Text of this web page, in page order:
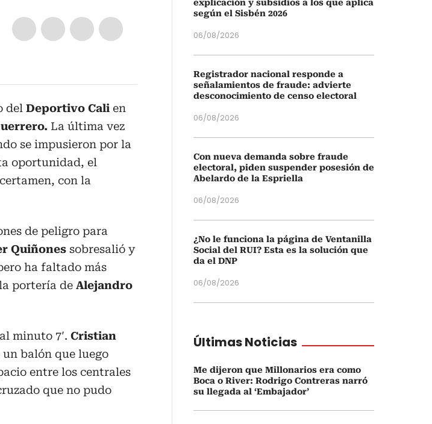
del Deportivo Cali en
La última vez
se impusieron por la
oportunidad, el
con la
de peligro para
Quiñones sobresalió y
ha faltado más
portería de Alejandro
minuto 7′. Cristian
balón que luego
entre los centrales
que no pudo
explicación y subsidios a los que aplica
según el Sisbén 2026
06/08/2026
Registrador nacional responde a
señalamientos de fraude: advierte
desconocimiento de censo electoral
06/08/2026
Con nueva demanda sobre fraude
electoral, piden suspender posesión de
Abelardo de la Espriella
06/08/2026
¿No le funciona la página de Ventanilla
Social del RUI? Esta es la solución que
da el DNP
06/08/2026
Últimas Noticias
Me dijeron que Millonarios era como
Boca o River: Rodrigo Contreras narró
su llegada al ‘Embajador’